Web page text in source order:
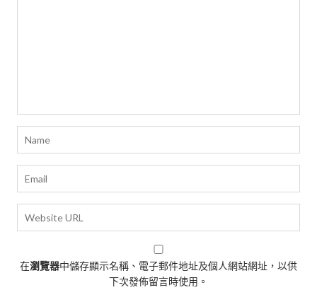
在瀏覽器中儲存顯示名稱、電子郵件地址及個人網站網址，以供
下次發佈留言時使用。